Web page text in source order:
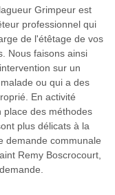
Grimpeur est
professionnel qui
de l'étêtage de vos
Nous faisons ainsi
sur un
ou qui a des
En activité
place des méthodes
plus délicats à la
demande communale
Remy Boscrocourt,